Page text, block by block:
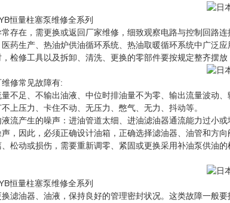
恒量柱塞泵维修全系列
存在，需更换或返回厂家维修，细致观察电路与控制回路
药生产、热油炉供油循环系统、热油取暖循环系统中广泛
检修工具以及拆卸、清洗、更换的零部件要按规定整齐摆
修常见故障有:
不足、不输出油液、中位时排油量不为零、输出流量波动
上压力、卡住不动、无压力、憋气、无力、抖动等。
流产生的噪声：进油管道太细、进油滤油器通流能力过小
，因此，必须正确设计油箱，正确选择滤油器、油管和方
松动或损伤，需要重新调零、紧固或更换采用补油泵供油
恒量柱塞泵维修全系列
滤油器、油液，保持良好的管理密封状况。这类故障一般